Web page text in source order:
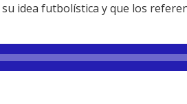
idea futbolística y que los